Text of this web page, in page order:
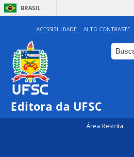
BRASIL
ACESSIBILIDADE ALTO CONTRASTE
Editora da UFSC
Área Restrita